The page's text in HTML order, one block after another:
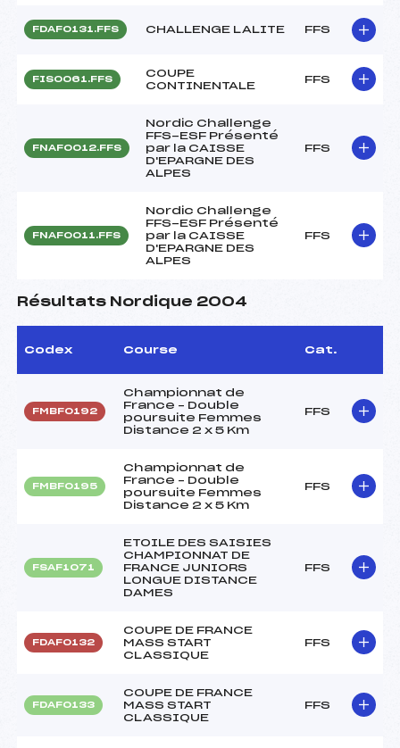
FDAF0131.FFS CHALLENGE LALITE FFS
FIS0061.FFS
COUPE
CONTINENTALE
FFS
FNAF0012.FFS
Nordic Challenge
FFS-ESF Présenté
par la CAISSE
D'EPARGNE DES
ALPES
FFS
FNAF0011.FFS
Nordic Challenge
FFS-ESF Présenté
par la CAISSE
D'EPARGNE DES
ALPES
FFS
Résultats Nordique 2004
Codex Course Cat.
FMBF0192
Championnat de
France – Double
poursuite Femmes
Distance 2 x 5 Km
FFS
FMBF0195
Championnat de
France – Double
poursuite Femmes
Distance 2 x 5 Km
FFS
FSAF1071
ETOILE DES SAISIES
CHAMPIONNAT DE
FRANCE JUNIORS
LONGUE DISTANCE
DAMES
FFS
FDAF0132
COUPE DE FRANCE
MASS START
CLASSIQUE
FFS
FDAF0133
COUPE DE FRANCE
MASS START
CLASSIQUE
FFS